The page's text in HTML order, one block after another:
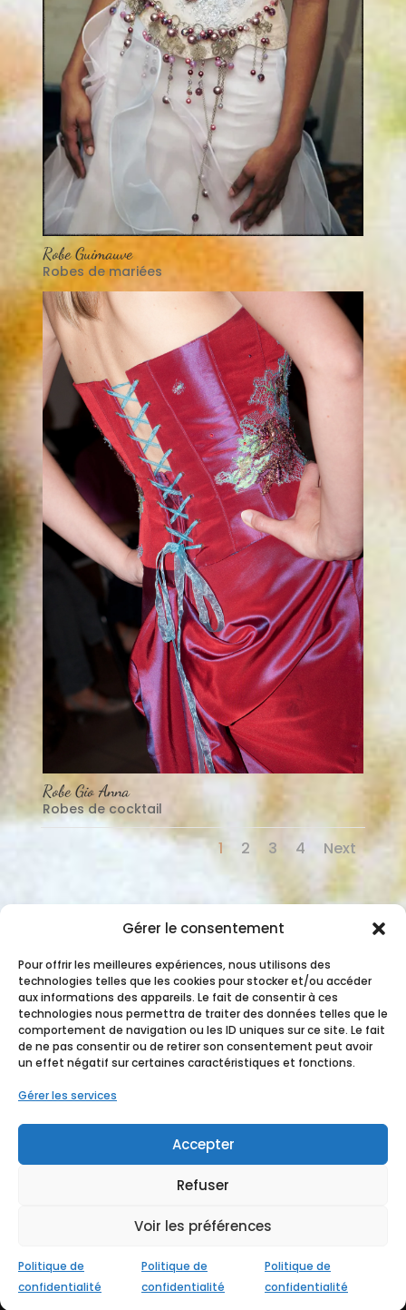
Gérer le consentement
Pour offrir les meilleures expériences, nous utilisons des
technologies telles que les cookies pour stocker et/ou accéder
aux informations des appareils. Le fait de consentir à ces
technologies nous permettra de traiter des données telles que le
comportement de navigation ou les ID uniques sur ce site. Le fait
de ne pas consentir ou de retirer son consentement peut avoir
un effet négatif sur certaines caractéristiques et fonctions.
Gérer les services
Accepter
Refuser
Voir les préférences
Politique de
confidentialité
Politique de
confidentialité
Politique de
confidentialité
Robe Guimauve
Robes de mariées
Robe Gio Anna
Robes de cocktail
1 2 3 4 Next
StudioXine Communication